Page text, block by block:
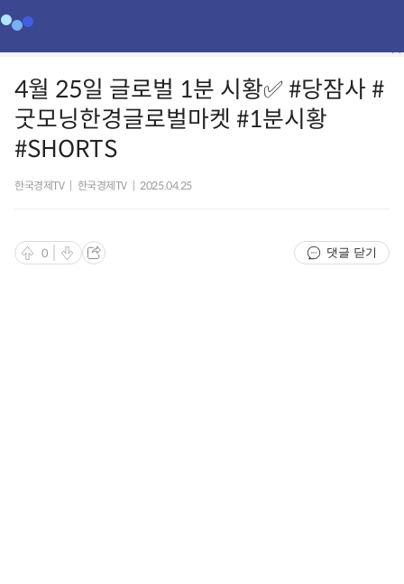
4월 25일 글로벌 1분 시황✅ #당잠사 #
굿모닝한경글로벌마켓 #1분시황
#SHORTS
한국경제TV 한국경제TV 2025.04.25
0 댓글 닫기